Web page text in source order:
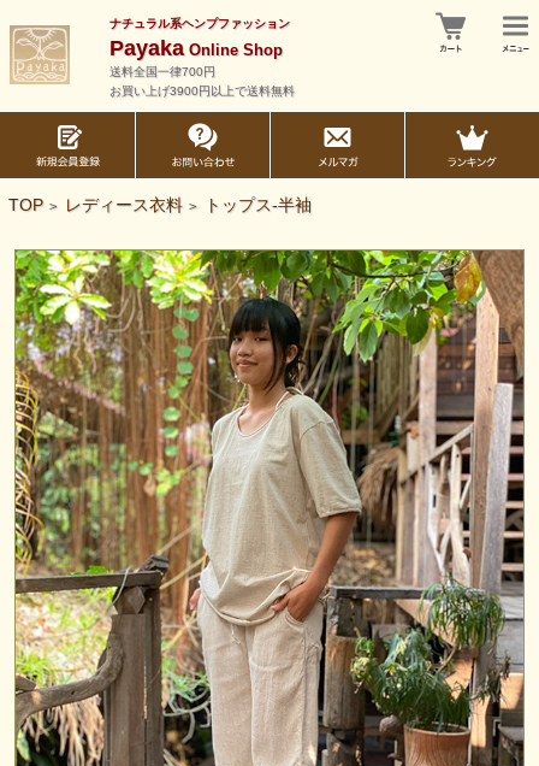
ナチュラル系ヘンプファッション
PayakaOnline Shop
送料全国一律700円
お買い上げ3900円以上で送料無料
TOP > レディース衣料 > トップス-半袖